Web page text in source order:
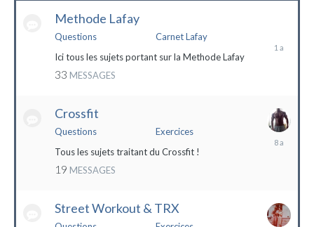
Methode Lafay
Questions
Carnet Lafay
Ici tous les sujets portant sur la Methode Lafay
33 MESSAGES
2023
Crossfit
Questions
Exercices
Tous les sujets traitant du Crossfit !
19 MESSAGES
27
Street Workout & TRX